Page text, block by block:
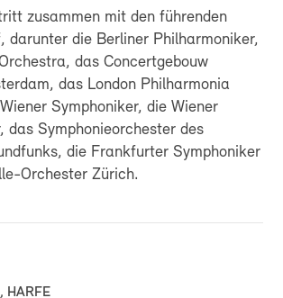
zusammen mit den führenden
darunter die Berliner Philharmoniker,
das Concertgebouw
das London Philharmonia
Symphoniker, die Wiener
das Symphonieorchester des
die Frankfurter Symphoniker
Orchester Zürich.
HARFE